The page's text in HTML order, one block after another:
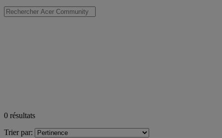
0 résultats
Trier par: